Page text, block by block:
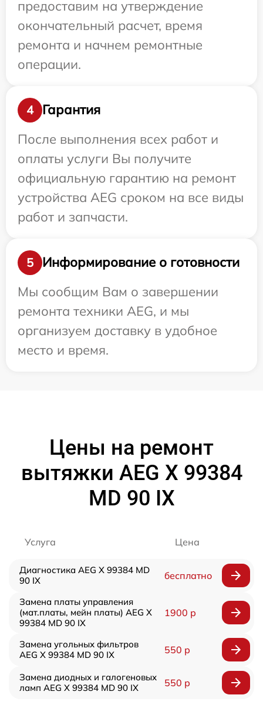
предоставим на утверждение
окончательный расчет, время
ремонта и начнем ремонтные
операции.
4
Гарантия
После выполнения всех работ и
оплаты услуги Вы получите
официальную гарантию на ремонт
устройства AEG сроком на все виды
работ и запчасти.
5
Информирование о готовности
Мы сообщим Вам о завершении
ремонта техники AEG, и мы
организуем доставку в удобное
место и время.
Цены на ремонт
вытяжки AEG X 99384
MD 90 IX
Услуга Цена
Диагностика AEG X 99384 MD
90 IX
бесплатно
Замена платы управления
(мат.платы, мейн платы) AEG X
99384 MD 90 IX
1900 р
Замена угольных фильтров
AEG X 99384 MD 90 IX
550 р
Замена диодных и галогеновых
ламп AEG X 99384 MD 90 IX
550 р